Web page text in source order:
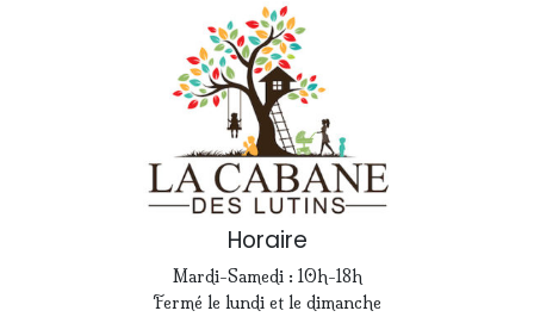
Horaire
Mardi-Samedi : 10h-18h
Fermé le lundi et le dimanche